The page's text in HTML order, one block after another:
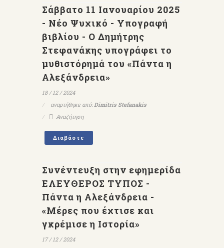
Σάββατο 11 Ιανουαρίου 2025
- Νέο Ψυχικό - Υπογραφή
βιβλίου - Ο Δημήτρης
Στεφανάκης υπογράφει το
μυθιστόρημά του «Πάντα η
Αλεξάνδρεια»
18 / 12 / 2024
αναρτήθηκε από:Dimitris Stefanakis
Αναζήτηση
Διαβάστε
Συνέντευξη στην εφημερίδα
ΕΛΕΥΘΕΡΟΣ ΤΥΠΟΣ -
Πάντα η Αλεξάνδρεια -
«Μέρες που έχτισε και
γκρέμισε η Ιστορία»
17 / 12 / 2024